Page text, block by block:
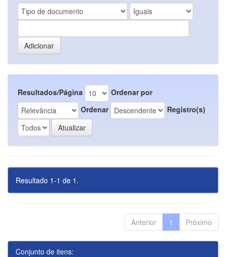
Resultados/Página
Ordenar por
Ordenar
Registro(s)
Resultado 1-1 de 1.
Anterior 1 Próximo
Conjunto de itens: